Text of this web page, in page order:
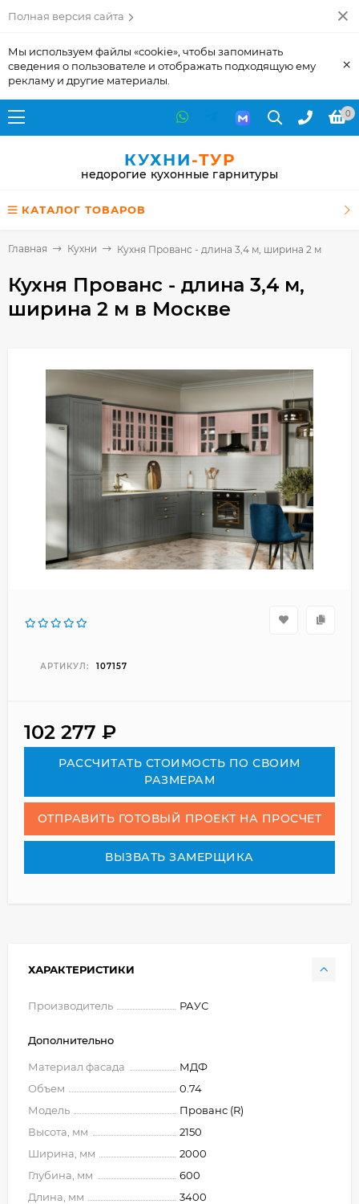
Полная версия сайта
Мы используем файлы «cookie», чтобы запоминать
сведения о пользователе и отображать подходящую ему
рекламу и другие материалы.
×
0
КУХНИ-ТУР
недорогие кухонные гарнитуры
КАТАЛОГ ТОВАРОВ
Главная Кухни Кухня Прованс - длина 3,4 м, ширина 2 м
Кухня Прованс - длина 3,4 м,
ширина 2 м в Москве
АРТИКУЛ: 107157
102 277 ₽
РАСCЧИТАТЬ СТОИМОСТЬ ПО СВОИМ
РАЗМЕРАМ
ОТПРАВИТЬ ГОТОВЫЙ ПРОЕКТ НА ПРОСЧЕТ
ВЫЗВАТЬ ЗАМЕРЩИКА
ХАРАКТЕРИСТИКИ
Производитель РАУС
Дополнительно
Материал фасада
МДФ
Объем
0.74
Модель
Прованс (R)
Высота, мм
2150
Ширина, мм
2000
Глубина, мм
600
Длина, мм
3400